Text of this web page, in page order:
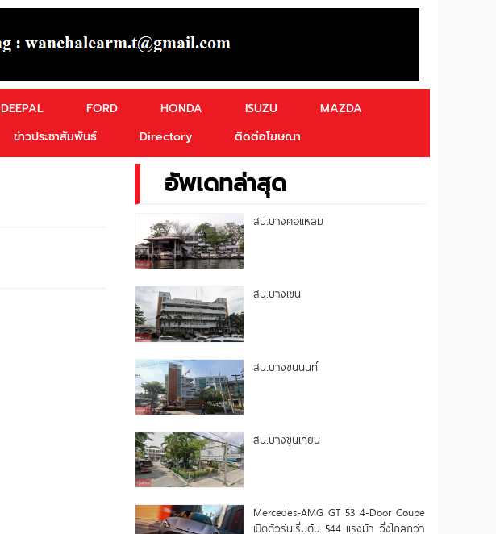
DEEPAL FORD HONDA ISUZU
MAZDA
ข่าวประชาสัมพันธ์ Directory ติดต่อโฆษณา
อัพเดทล่าสุด
สน.บางคอแหลม
สน.บางเขน
สน.บางขุนนนท์
สน.บางขุนเทียน
Mercedes-AMG GT 53 4-Door Coupe
เปิดตัวรุ่นเริ่มต้น 544 แรงม้า วิ่งไกลกว่า